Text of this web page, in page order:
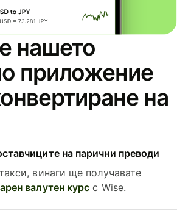
нашето
приложение
на
на парични преводи
винаги ще получавате
валутен курс с Wise.